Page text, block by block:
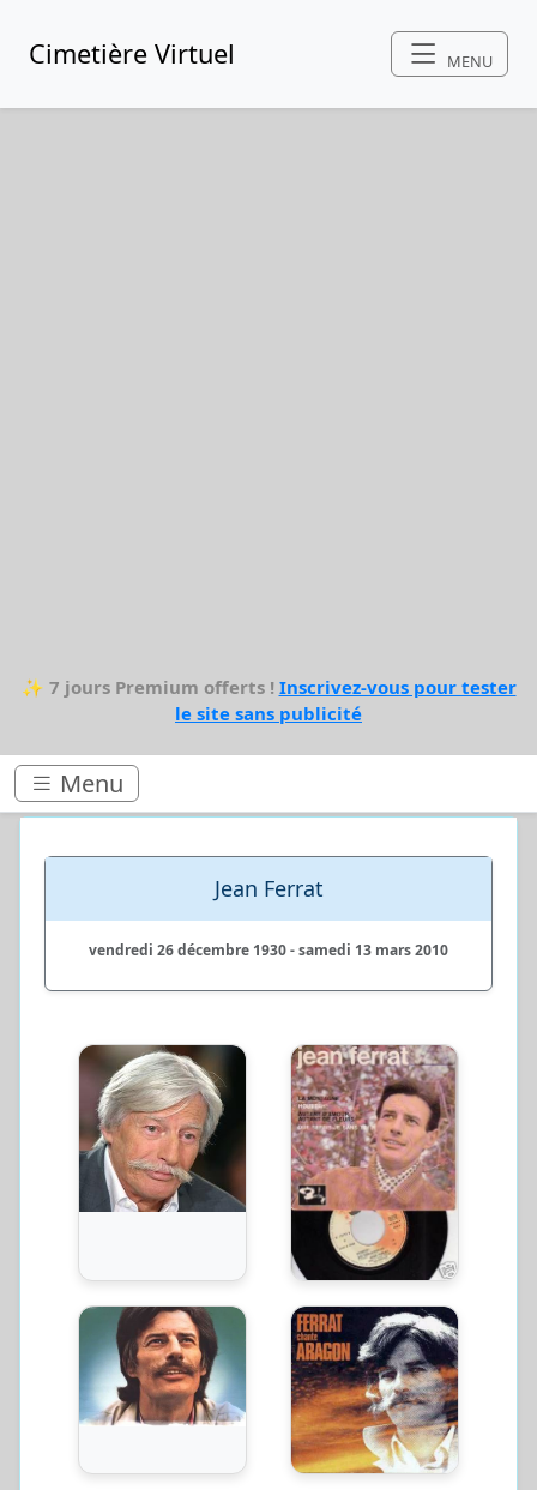
Cimetière Virtuel MENU
✨ 7 jours Premium offerts ! Inscrivez-vous pour tester
le site sans publicité
Menu
Jean Ferrat
vendredi 26 décembre 1930 - samedi 13 mars 2010